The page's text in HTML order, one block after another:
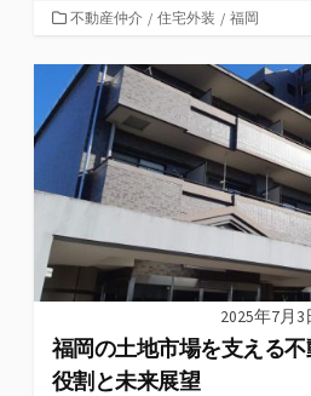
カ
ゴ
リ
ー
不動産仲介 / 住宅外装 / 福岡
2025年7月3
福岡の土地市場を支える
役割と未来展望